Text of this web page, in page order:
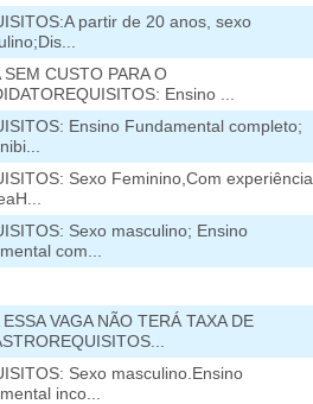
partir de 20 anos, sexo
SEM CUSTO PARA O
Ensino ...
Ensino Fundamental completo;
Sexo Feminino,Com experiência
Sexo masculino; Ensino
com...
ESSA VAGA NÃO TERÁ TAXA DE
Sexo masculino.Ensino
inco...